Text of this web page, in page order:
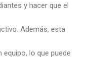
y hacer que el
Además, esta
lo que puede